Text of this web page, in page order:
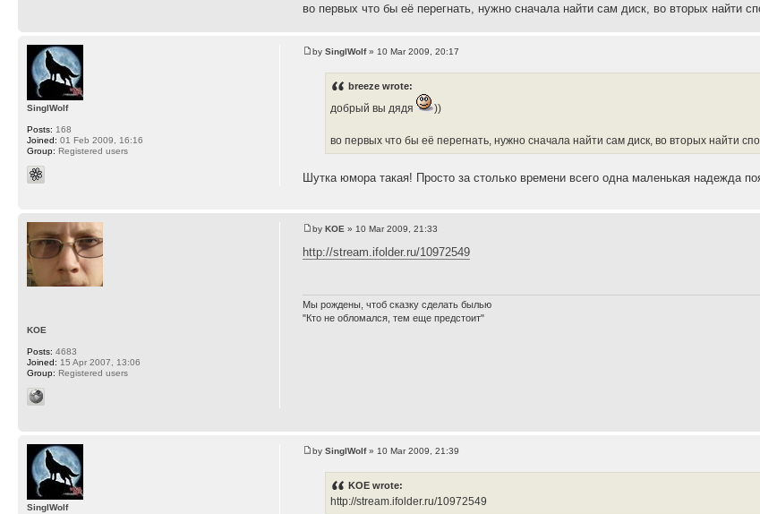
во первых что бы её перегнать, нужно сначала найти сам диск, во вторых найти
bySinglWolf» 10 Mar 2009, 20:17
breeze wrote:
добрый вы дядя ))
во первых что бы её перегнать, нужно сначала найти сам диск, во вторых найти
Шутка юмора такая! Просто за столько времени всего одна маленькая надежда
SinglWolf
Posts: 168
Joined: 01 Feb 2009, 16:16
Group: Registered users
byKOE » 10 Mar 2009, 21:33
http://stream.ifolder.ru/10972549
Мы рождены, чтоб сказку сделать былью
"Кто не обломался, тем еще предстоит"
KOE
Posts: 4683
Joined: 15 Apr 2007, 13:06
Group: Registered users
bySinglWolf» 10 Mar 2009, 21:39
KOE wrote:
http://stream.ifolder.ru/10972549
SinglWolf